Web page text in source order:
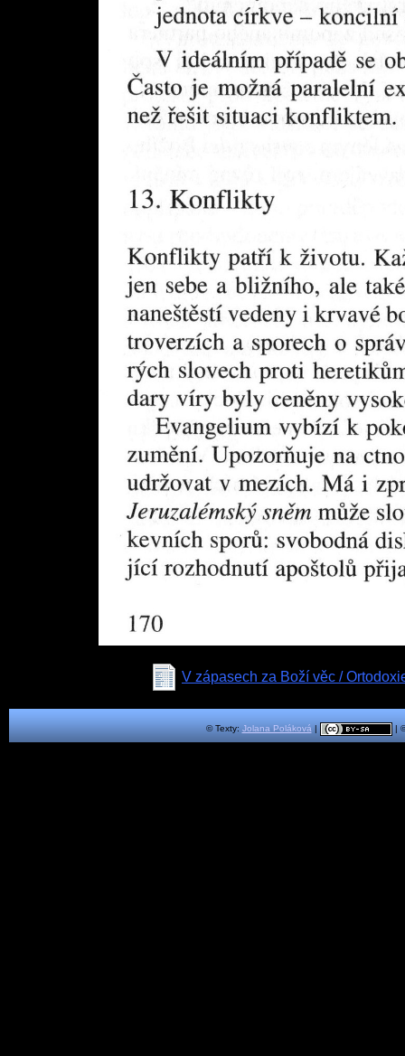
V zápasech za Boží věc /
© Texty: Jolana Poláková | |